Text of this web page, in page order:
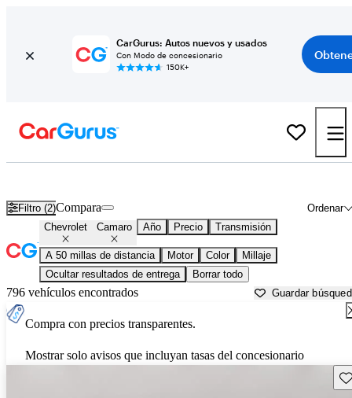
CarGurus: Autos nuevos y usados
Con Modo de concesionario
150K+
Filtro (2) Ordenar
Compara
Chevrolet Camaro Año Precio Transmisión
A 50 millas de distancia Motor Color
Millaje
Ocultar resultados de entrega
Borrar todo
796 vehículos encontrados Guardar
Compra con precios transparentes.
Mostrar solo avisos que incluyan tasas del concesionario